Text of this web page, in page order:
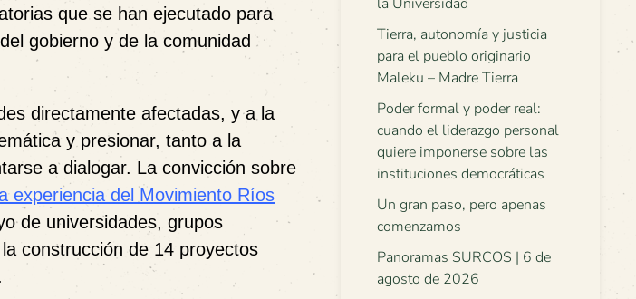
que se han ejecutado para
gobierno y de la comunidad
directamente afectadas, y a la
y presionar, tanto a la
a dialogar. La convicción sobre
experiencia del Movimiento Ríos
de universidades, grupos
construcción de 14 proyectos
Tierra, autonomía y justicia
para el pueblo originario
Maleku – Madre Tierra
Poder formal y poder real:
cuando el liderazgo personal
quiere imponerse sobre las
instituciones democráticas
Un gran paso, pero apenas
comenzamos
Panoramas SURCOS | 6 de
agosto de 2026